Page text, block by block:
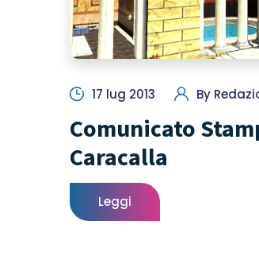
17 lug 2013 By
Comunicato
Caracalla
Leggi